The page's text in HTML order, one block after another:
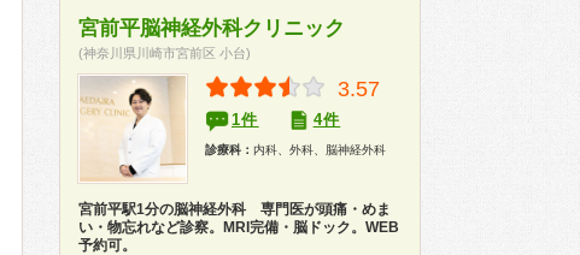
宮前平脳神経外科クリニック
(神奈川県川崎市宮前区 小台)
3.57
1件 4件
診療科： 内科、外科、脳神経外科
宮前平駅1分の脳神経外科 専門医が頭痛・めま
い・物忘れなど診察。MRI完備・脳ドック。WEB
予約可。